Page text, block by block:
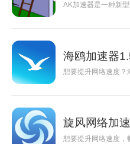
AK加速器是一种新
海鸥加速器
想要提升网络速度？
旋风网络加
想要提升网络速度，